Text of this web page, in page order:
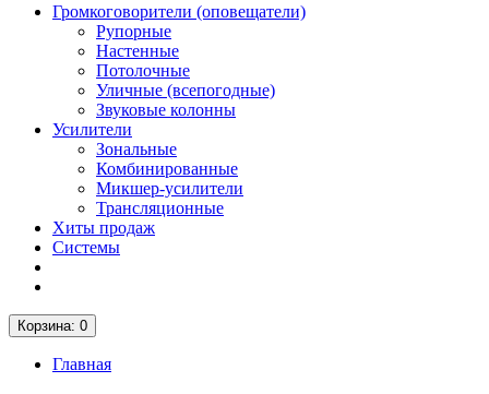
Громкоговорители (оповещатели)
Рупорные
Настенные
Потолочные
Уличные (всепогодные)
Звуковые колонны
Усилители
Зональные
Комбинированные
Микшер-усилители
Трансляционные
Хиты продаж
Системы
Корзина: 0
Главная